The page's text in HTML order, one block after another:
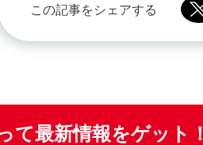
この記事をシェアする
て最新情報をゲット！